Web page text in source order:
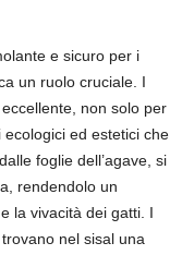
e sicuro per i
un ruolo cruciale. I
non solo per
ed estetici che
foglie dell’agave, si
rendendolo un
la vivacità dei gatti. I
nel sisal una